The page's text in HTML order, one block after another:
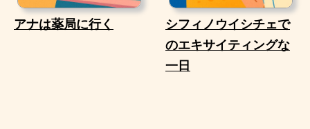
アナは薬局に行く
シフィノウイシチェで
のエキサイティングな
一日